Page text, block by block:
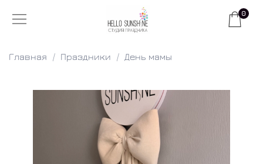
0
Главная Праздники День мамы